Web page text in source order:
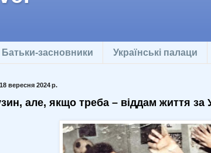
Батьки-засновники Українські палаци
вересня 2024 р.
але, якщо треба – віддам життя за